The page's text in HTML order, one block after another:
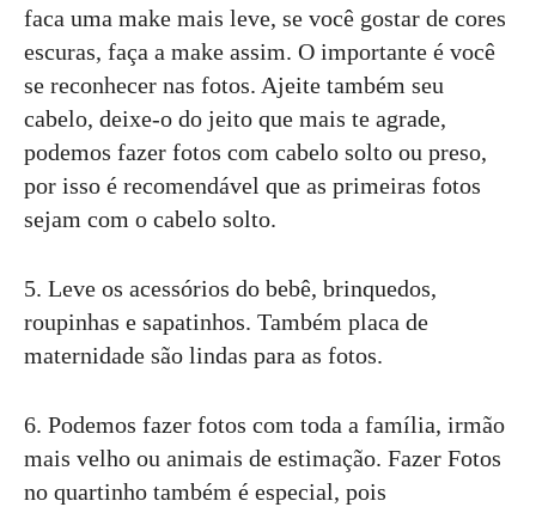
faca uma make mais leve, se você gostar de cores
escuras, faça a make assim. O importante é você
se reconhecer nas fotos. Ajeite também seu
cabelo, deixe-o do jeito que mais te agrade,
podemos fazer fotos com cabelo solto ou preso,
por isso é recomendável que as primeiras fotos
sejam com o cabelo solto.
5. Leve os acessórios do bebê, brinquedos,
roupinhas e sapatinhos. Também placa de
maternidade são lindas para as fotos.
6. Podemos fazer fotos com toda a família, irmão
mais velho ou animais de estimação. Fazer Fotos
no quartinho também é especial, pois